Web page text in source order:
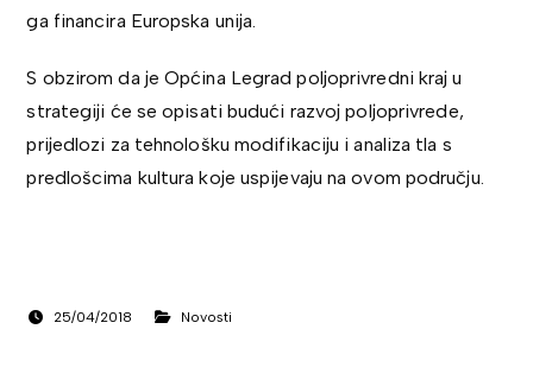
ga financira Europska unija.
S obzirom da je Općina Legrad poljoprivredni kraj u
strategiji će se opisati budući razvoj poljoprivrede,
prijedlozi za tehnološku modifikaciju i analiza tla s
predlošcima kultura koje uspijevaju na ovom području.
25/04/2018 Novosti